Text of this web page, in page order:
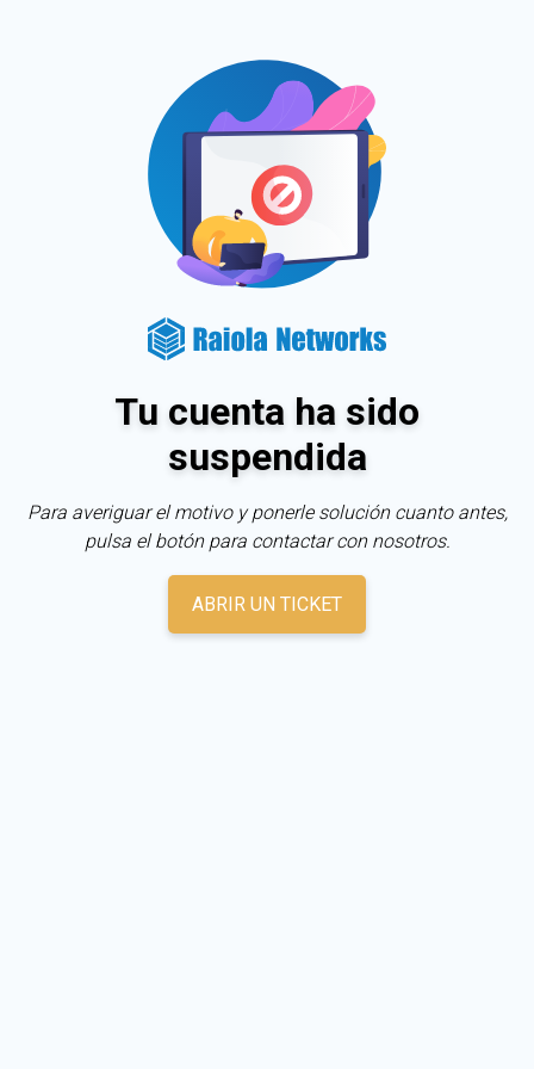
Tu cuenta ha sido
suspendida
Para averiguar el motivo y ponerle solución cuanto antes,
pulsa el botón para contactar con nosotros.
ABRIR UN TICKET